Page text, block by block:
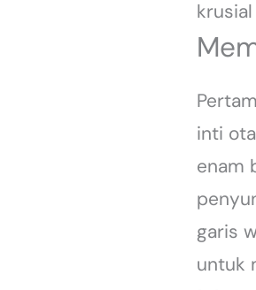
inti
enam
garis
untuk